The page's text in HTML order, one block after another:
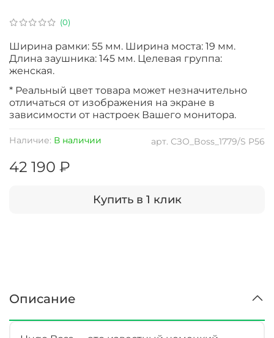
(0)
арт. СЗО_Boss_1779/S P56
Наличие: В наличии
42 190 ₽
Купить в 1 клик
Ширина рамки: 55 мм. Ширина моста: 19 мм.
Длина заушника: 145 мм. Целевая группа:
женская.
* Реальный цвет товара может незначительно
отличаться от изображения на экране в
зависимости от настроек Вашего монитора.
Описание